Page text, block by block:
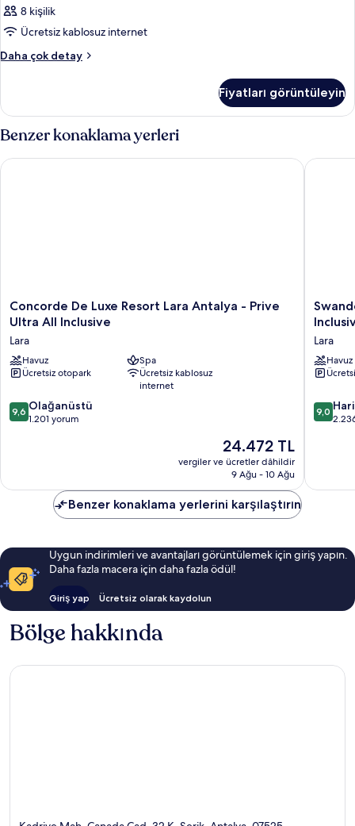
8 kişilik
Ücretsiz kablosuz internet
Daha çok detay
Oda
detay
Fiyatları görüntüleyin
Benzer konaklama yerleri
Concorde
De
Resort
Lara
Antalya
Prive
Ultra
Concorde De Luxe Resort Lara Antalya - Prive
Ultra All Inclusive
Lara
Havuz
Spa
Ücretsiz otopark
Ücretsiz kablosuz
internet
10
üzerinden
9,6 Olağanüstü
1.201 yorum
Güncel
fiyat:
24.472 TL
24.472 TL
vergiler ve ücretler dâhildir
9 Ağu - 10 Ağu
Concorde De Luxe Resort Lara Antalya - Prive Ultra All
Hotels
Resort
Topkapi
Palace
All
Inclusive
Lara
Havuz
10
9,0
Benzer konaklama yerlerini karşılaştırın
Uygun indirimleri ve avantajları görüntülemek için giriş yapın.
Daha fazla macera için daha fazla ödül!
Giriş yap Ücretsiz olarak kaydolun
Bölge hakkında